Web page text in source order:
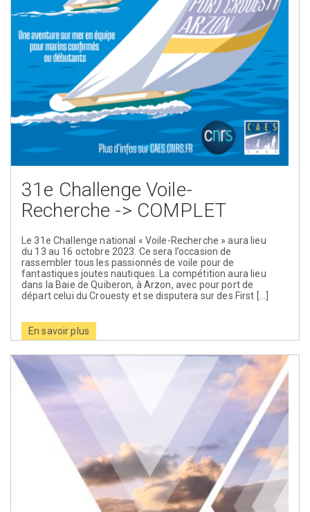
31e Challenge Voile-
Recherche -> COMPLET
Le 31e Challenge national « Voile-Recherche » aura lieu
du 13 au 16 octobre 2023. Ce sera l’occasion de
rassembler tous les passionnés de voile pour de
fantastiques joutes nautiques. La compétition aura lieu
dans la Baie de Quiberon, à Arzon, avec pour port de
départ celui du Crouesty et se disputera sur des First […]
En savoir plus